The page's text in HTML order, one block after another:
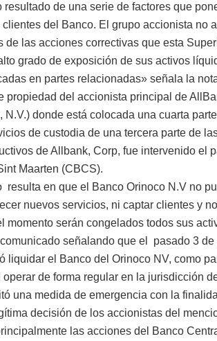
de una serie de factores que
del Banco. El grupo accionista no
de las acciones correctivas que esta
grado de exposición de sus activos
en partes relacionadas» señala la
propiedad del accionista principal de
donde está colocada una cuarta
de custodia de una tercera parte de
de Allbank, Corp, fue intervenido el
Maarten (CBCS).
en que el Banco Orinoco N.V no
nuevos servicios, ni captar clientes y
momento serán congelados todos sus
señalando que el pasado 3
liquidar el Banco del Orinoco NV, como
de forma regular en la jurisdicción
una medida de emergencia con la
decisión de los accionistas del
las acciones del Banco